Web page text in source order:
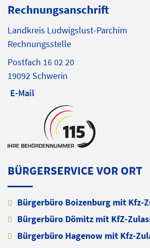
Rechnungsanschrift
Landkreis Ludwigslust-Parchim
Rechnungsstelle
Postfach 16 02 20
19092 Schwerin
E-Mail
BÜRGERSERVICE VOR ORT
Bürgerbüro Boizenburg mit Kfz-
Bürgerbüro Dömitz mit KfZ-
Bürgerbüro Hagenow mit Kfz-